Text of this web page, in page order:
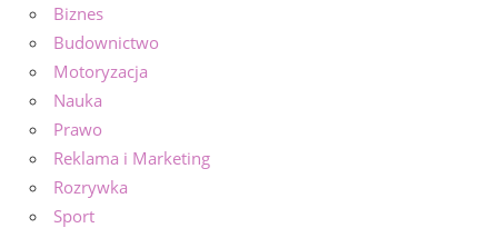
Biznes
Budownictwo
Motoryzacja
Nauka
Prawo
Reklama i Marketing
Rozrywka
Sport